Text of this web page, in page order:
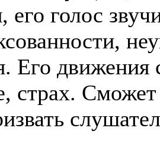
его голос
Его
страх.